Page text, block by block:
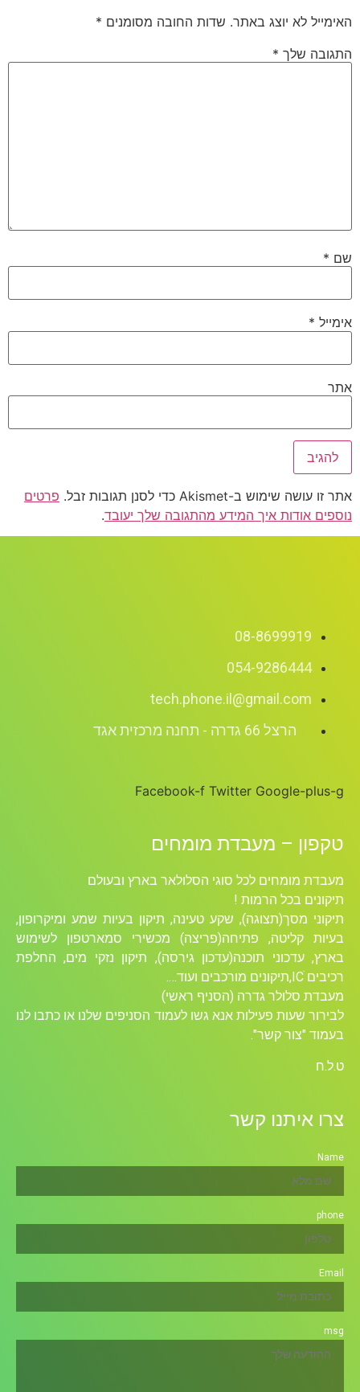
האימייל לא יוצג באתר. שדות החובה מסומנים *
התגובה שלך *
שם *
אימייל *
אתר
אתר זו עושה שימוש ב-Akismet כדי לסנן תגובות זבל.
פרטים
נוספים אודות איך המידע מהתגובה שלך יעובד.
08-8699919
054-9286444
tech.phone.il@gmail.com
הרצל 66 גדרה - תחנה מרכזית אגד
Facebook-f Twitter Google-plus-g
טקפון – מעבדת מומחים
מעבדת מומחים לכל סוגי הסלולאר בארץ ובעולם
תיקונים בכל הרמות !
תיקוני מסך(תצוגה), שקע טעינה, תיקון בעיות שמע ומיקרופון,
בעיות קליטה, פתיחה(פריצה) מכשירי סמארטפון לשימוש
בארץ, עדכוני תוכנה(עדכון גירסה), תיקון נזקי מים, החלפת
רכיבים ICׁ,תיקונים מורכבים ועוד….
מעבדת סלולר גדרה (הסניף ראשי)
לבירור שעות פעילות אנא גשו לעמוד הסניפים שלנו או כתבו לנו
בעמוד "צור קשר".
ט.ל.ח
צרו איתנו קשר
Name
phone
Email
msg